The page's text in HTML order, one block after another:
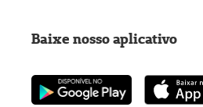
Baixe nosso aplicativo